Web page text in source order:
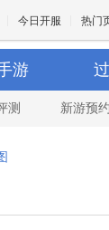
今日开服 热门
王
游
测 新游预约